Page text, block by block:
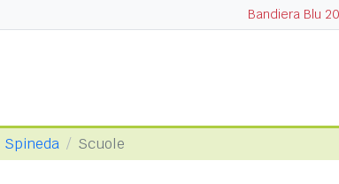
Bandiera Blu
Spineda Scuole